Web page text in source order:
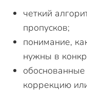
четкий
пропусков;
понимание,
нужны в
коррекцию